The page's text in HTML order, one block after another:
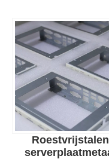
Roestvrijstalen